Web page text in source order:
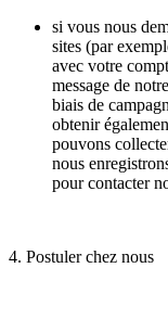
si vous nous
sites (par
avec votre
message de
biais de
obtenir
pouvons
nous
pour contacter
4. Postuler chez nous